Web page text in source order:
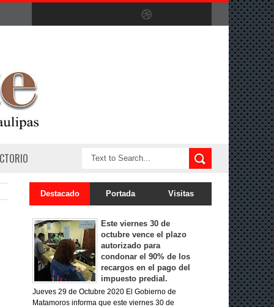
Destacado Portada Visitas
Este viernes 30 de
octubre vence el plazo
autorizado para
condonar el 90% de los
recargos en el pago del
impuesto predial.
Jueves 29 de Octubre 2020 El Gobierno de
Matamoros informa que este viernes 30 de